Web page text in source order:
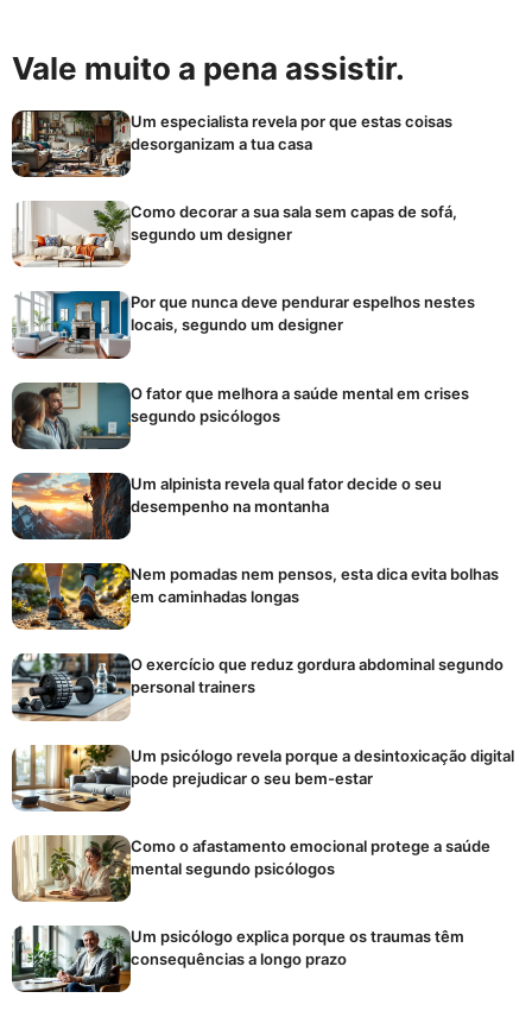
Vale muito a pena assistir.
Um especialista revela por que estas coisas
desorganizam a tua casa
Como decorar a sua sala sem capas de sofá,
segundo um designer
Por que nunca deve pendurar espelhos nestes
locais, segundo um designer
O fator que melhora a saúde mental em crises
segundo psicólogos
Um alpinista revela qual fator decide o seu
desempenho na montanha
Nem pomadas nem pensos, esta dica evita bolhas
em caminhadas longas
O exercício que reduz gordura abdominal segundo
personal trainers
Um psicólogo revela porque a desintoxicação digital
pode prejudicar o seu bem-estar
Como o afastamento emocional protege a saúde
mental segundo psicólogos
Um psicólogo explica porque os traumas têm
consequências a longo prazo